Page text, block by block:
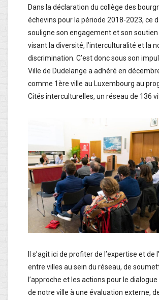
Dans la déclaration du collège des
échevins pour la période 2018-2023, ce
souligne son engagement et son
visant la diversité, l’interculturalité et la
discrimination. C’est donc sous son
Ville de Dudelange a adhéré en
comme 1ère ville au Luxembourg au
Cités interculturelles, un réseau de 136
Il s’agit ici de profiter de l’expertise et de
entre villes au sein du réseau, de
l’approche et les actions pour le
de notre ville à une évaluation externe,